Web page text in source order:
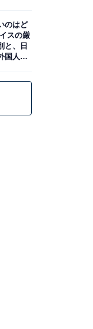
のはど
スの厳
と、日
国人政